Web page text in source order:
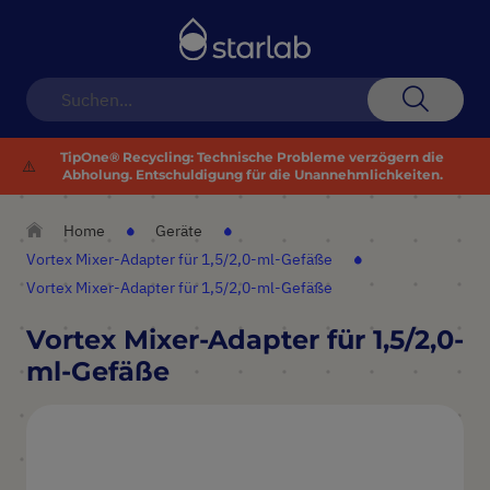
⚠️
TipOne® Recycling: Technische Probleme verzögern die
Abholung. Entschuldigung für die Unannehmlichkeiten.
Home
Geräte
Vortex Mixer-Adapter für 1,5/2,0-ml-Gefäße
Vortex Mixer-Adapter für 1,5/2,0-ml-Gefäße
Vortex Mixer-Adapter für 1,5/2,0-
ml-Gefäße